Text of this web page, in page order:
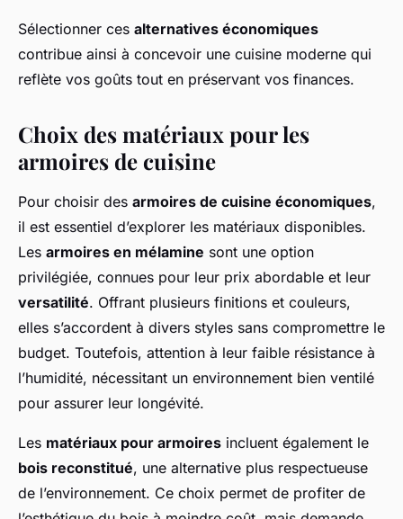
Sélectionner ces alternatives économiques
contribue ainsi à concevoir une cuisine moderne qui
reflète vos goûts tout en préservant vos finances.
Choix des matériaux pour les
armoires de cuisine
Pour choisir des armoires de cuisine économiques,
il est essentiel d’explorer les matériaux disponibles.
Les armoires en mélamine sont une option
privilégiée, connues pour leur prix abordable et leur
versatilité. Offrant plusieurs finitions et couleurs,
elles s’accordent à divers styles sans compromettre le
budget. Toutefois, attention à leur faible résistance à
l’humidité, nécessitant un environnement bien ventilé
pour assurer leur longévité.
Les matériaux pour armoires incluent également le
bois reconstitué, une alternative plus respectueuse
de l’environnement. Ce choix permet de profiter de